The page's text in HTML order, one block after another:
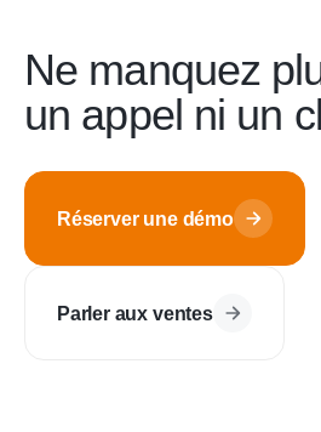
Ne manquez
un appel ni un
Réserver une démo
Parler aux ventes